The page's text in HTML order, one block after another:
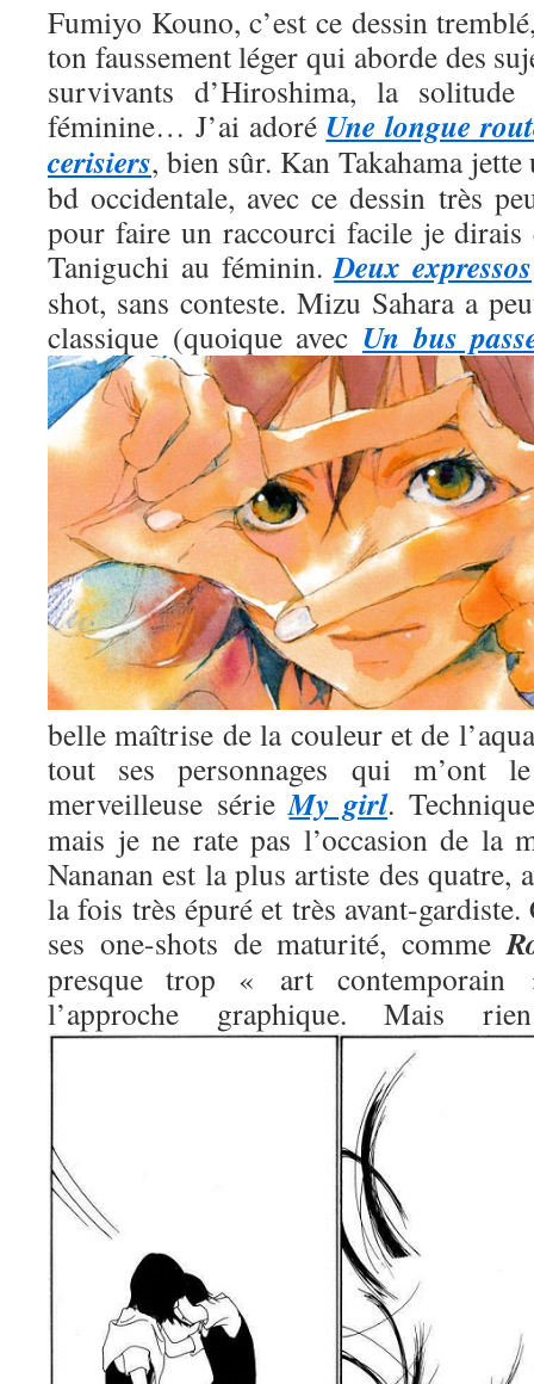
Fumiyo Kouno, c’est ce dessin
ton faussement léger qui aborde des
survivants d’Hiroshima, la
féminine… J’ai adoré Une longue
cerisiers, bien sûr. Kan Takahama
bd occidentale, avec ce dessin très
pour faire un raccourci facile je dirais
Taniguchi au féminin.Deux expressos
shot, sans conteste. Mizu Sahara a
classique (quoique avec Un bus
belle maîtrise de la couleur et de
tout ses personnages qui m’ont
merveilleuse sérieMy girl.
mais je ne rate pas l’occasion de la
Nananan est la plus artiste des quatre,
la fois très épuré et très avant-
ses one-shots de maturité, comme
presque trop « art contemporain
l’approche graphique. Mais